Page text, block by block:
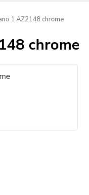
1 AZ2148 chrome
chrome